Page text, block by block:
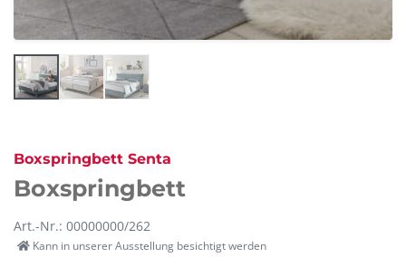
Boxspringbett Senta
Boxspringbett
Art.-Nr.: 00000000/262
Kann in unserer Ausstellung besichtigt werden